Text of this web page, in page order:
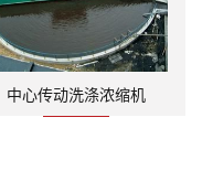
中心传动洗涤浓缩机